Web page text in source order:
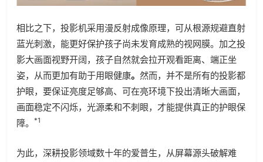
相比之下，投影机采用漫反射成像原理，可从根源规避直射
蓝光刺激，能更好保护孩子尚未发育成熟的视网膜。加之投
影大画面视野开阔，孩子自然就会拉开观看距离、端正坐
姿，从而更加有助于用眼健康。 然而，并不是所有的投影都
护眼，要保证亮度足够高、可在亮环境下投出清晰大画面，
画面稳定不闪烁，光源柔和不刺眼，才能提供真正的护眼保
障。
*1
为此，深耕投影领域数十年的爱普生，从屏幕源头破解难